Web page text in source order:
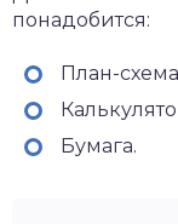
понадобится:
План-
Бумага.